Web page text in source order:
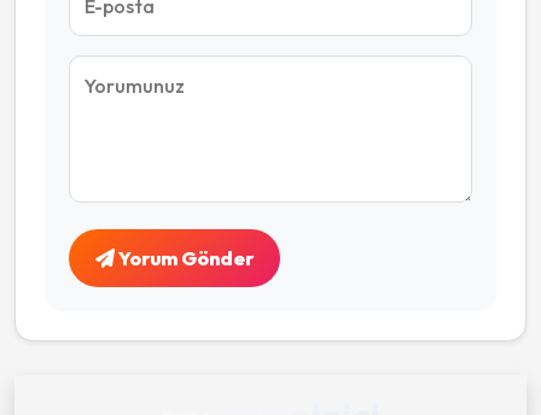
Yorum Gönder